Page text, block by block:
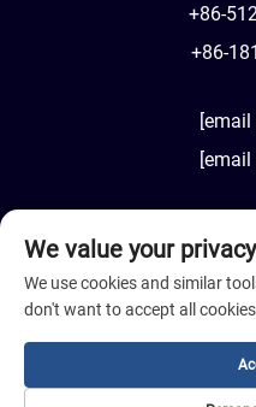
+86-
+86-
[email
[email
Авторское право © 2024
We value your privacy
We use cookies and similar
don't want to accept all